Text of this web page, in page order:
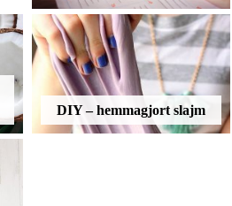
DIY – hemmagjort slajm